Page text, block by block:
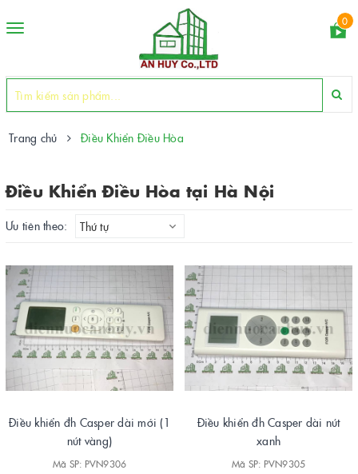
Toggle
0
Trang chủ Điều Khiển Điều Hòa
Điều Khiển Điều Hòa tại Hà Nội
Ưu tiên theo: Thứ tự
Điều khiển đh Casper dài mới (1
nút vàng)
Mã SP: PVN9306
Điều khiển đh Casper dài nút
xanh
Mã SP: PVN9305